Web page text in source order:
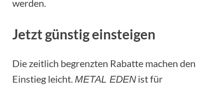
werden.
Jetzt günstig einsteigen
Die zeitlich begrenzten Rabatte machen den
Einstieg leicht. METAL EDENist für